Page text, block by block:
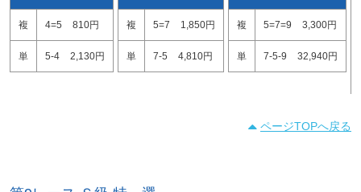
複 4=5 810円
単 5-4 2,130円
複 5=7 1,850円
単 7-5 4,810円
複 5=7=9 3,300円
単 7-5-9 32,940円
ページTOPへ戻る